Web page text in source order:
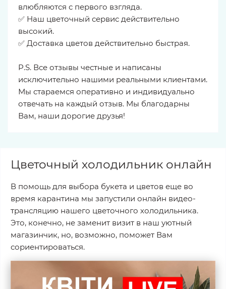
влюбляются с первого взгляда.
✅ Наш цветочный сервис действительно
высокий.
✅ Доставка цветов действительно быстрая.
P.S. Все отзывы честные и написаны
исключительно нашими реальными клиентами.
Мы стараемся оперативно и индивидуально
отвечать на каждый отзыв. Мы благодарны
Вам, наши дорогие друзья!
Цветочный холодильник онлайн
В помощь для выбора букета и цветов еще во
время карантина мы запустили онлайн видео-
трансляцию нашего цветочного холодильника.
Это, конечно, не заменит визит в наш уютный
магазинчик, но, возможно, поможет Вам
сориентироваться.